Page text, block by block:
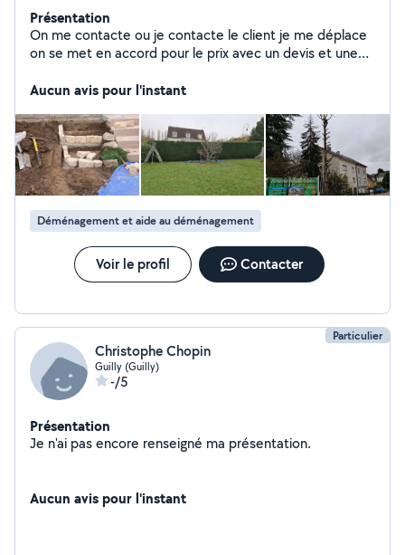
Présentation
On me contacte ou je contacte le client je me déplace
on se met en accord pour le prix avec un devis et une
Aucun avis pour l'instant
Déménagement et aide au déménagement
Voir le profil Contacter
Particulier
Christophe Chopin
Guilly (Guilly)
-/5
Présentation
Je n'ai pas encore renseigné ma présentation.
Aucun avis pour l'instant